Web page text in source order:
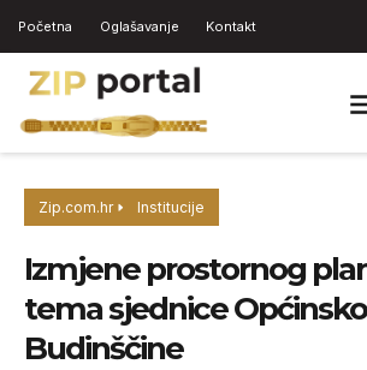
Početna Oglašavanje Kontakt
Zip.com.hr Institucije
Izmjene prostornog
tema sjednice
Budinščine